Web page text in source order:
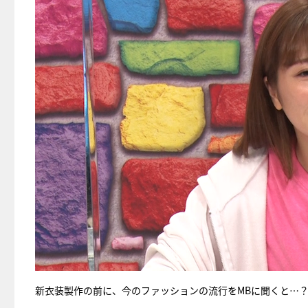
新衣装製作の前に、今のファッションの流行をMBに聞くと…？